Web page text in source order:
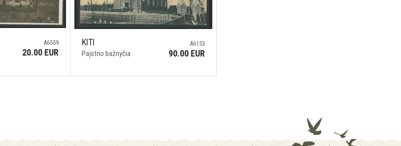
A6559
20.00 EUR
KITI
Paįstrio bažnyčia
A6153
90.00 EUR